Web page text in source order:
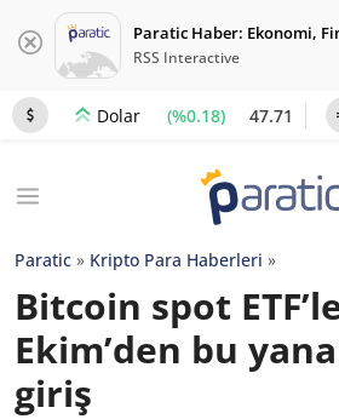
Paratic Haber: Ekonomi,
RSS Interactive
Dolar (%0.18) 47.71
Paratic » Kripto Para Haberleri »
Bitcoin spot
Ekim’den bu
giriş